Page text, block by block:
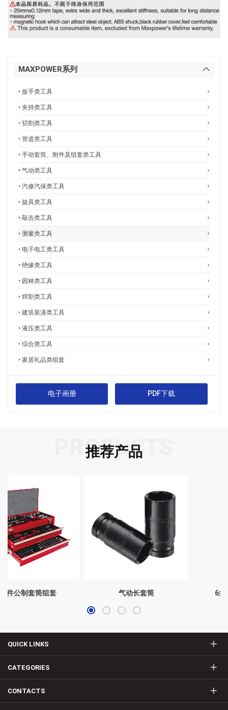
MAXPOWER系列
• 扳手类工具
• 夹持类工具
• 切割类工具
• 管道类工具
• 手动套筒、附件及组套类工具
• 气动类工具
• 汽修汽保类工具
• 旋具类工具
• 敲击类工具
• 测量类工具
• 电子电工类工具
• 绝缘类工具
• 园林类工具
• 焊割类工具
• 建筑装潢类工具
• 液压类工具
• 综合类工具
• 家居礼品类组套
电子画册 PDF下载
推荐产品
PRODUCTS
气动长套筒 6袋式组合工具腰包
QUICK LINKS
CATEGORIES
CONTACTS